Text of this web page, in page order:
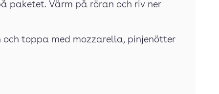
paketet. Värm på röran och riv ner
och toppa med mozzarella, pinjenötter